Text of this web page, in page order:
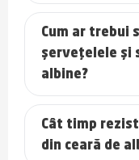
Cum ar trebui
șervețelele și
albine?
Cât timp
din ceară de